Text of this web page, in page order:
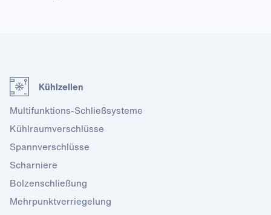
Kühlzellen
Multi­funktions-Schließ­systeme
Kühlraumverschlüsse
Spannverschlüsse
Scharniere
Bolzenschließung
Mehrpunktverriegelung